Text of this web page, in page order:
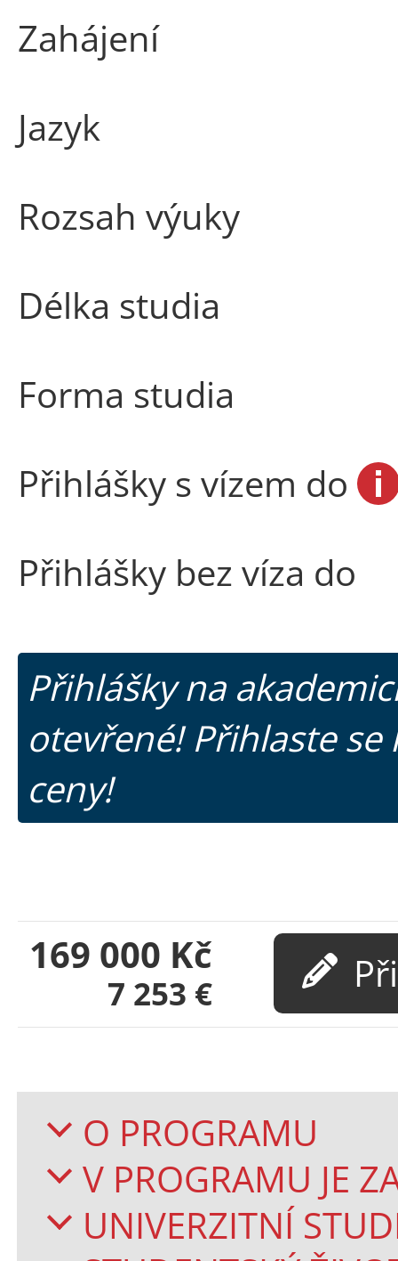
Jazyk
Zahájení
Rozsah výuky
Přihlášky s vízem do
Délka studia
Přihlášky bez víza do
Forma studia
Přihlášky na
otevřené! Přihlaste
ceny!
169 000 Kč
7 253 €
O PROGRAMU
V PROGRAMU JE
UNIVERZITNÍ